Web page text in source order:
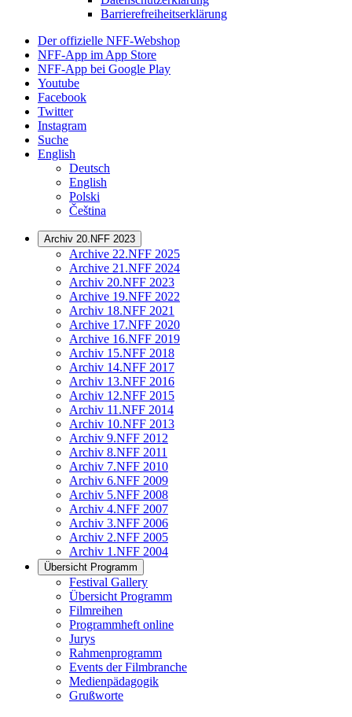
Barrierefreiheitserklärung
Der offizielle NFF-Webshop
NFF-App im App Store
NFF-App bei Google Play
Youtube
Facebook
Twitter
Instagram
Suche
English
Deutsch
English
Polski
Čeština
Archiv 20.NFF 2023
Archive 22.NFF 2025
Archive 21.NFF 2024
Archiv 20.NFF 2023
Archive 19.NFF 2022
Archiv 18.NFF 2021
Archive 17.NFF 2020
Archive 16.NFF 2019
Archiv 15.NFF 2018
Archiv 14.NFF 2017
Archiv 13.NFF 2016
Archiv 12.NFF 2015
Archiv 11.NFF 2014
Archiv 10.NFF 2013
Archiv 9.NFF 2012
Archiv 8.NFF 2011
Archiv 7.NFF 2010
Archiv 6.NFF 2009
Archiv 5.NFF 2008
Archiv 4.NFF 2007
Archiv 3.NFF 2006
Archiv 2.NFF 2005
Archiv 1.NFF 2004
Übersicht Programm
Festival Gallery
Übersicht Programm
Filmreihen
Programmheft online
Jurys
Rahmenprogramm
Events der Filmbranche
Medienpädagogik
Grußworte